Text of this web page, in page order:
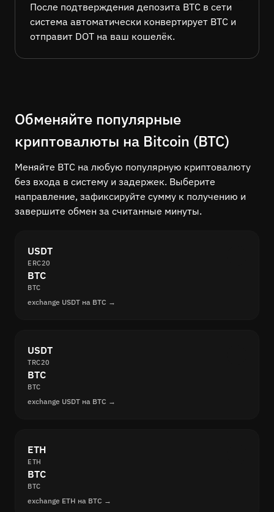
После подтверждения депозита BTC в сети
система автоматически конвертирует BTC и
отправит DOT на ваш кошелёк.
Обменяйте популярные
криптовалюты на Bitcoin (BTC)
Меняйте BTC на любую популярную криптовалюту
без входа в систему и задержек. Выберите
направление, зафиксируйте сумму к получению и
завершите обмен за считанные минуты.
USDT
ERC20
BTC
BTC
exchange USDT на BTC →
USDT
TRC20
BTC
BTC
exchange USDT на BTC →
ETH
ETH
BTC
BTC
exchange ETH на BTC →